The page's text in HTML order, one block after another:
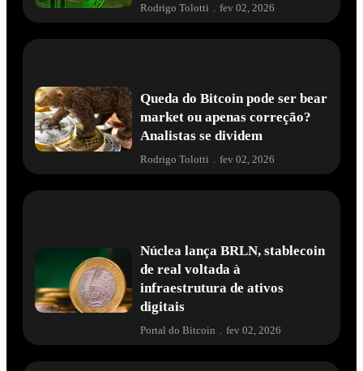
Rodrigo Tolotti fev 02, 2026
Queda do Bitcoin pode ser bear
market ou apenas correção?
Analistas se dividem
Rodrigo Tolotti . fev 02, 2026
Núclea lança BRLN, stablecoin
de real voltada à
infraestrutura de ativos
digitais
Portal do Bitcoin . fev 02, 2026